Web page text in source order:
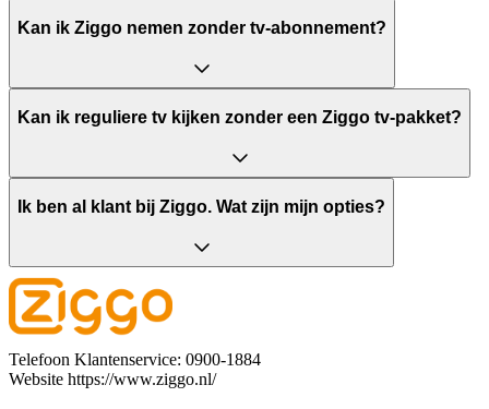
Kan ik Ziggo nemen zonder tv-abonnement?
Kan ik reguliere tv kijken zonder een Ziggo tv-pakket?
Ik ben al klant bij Ziggo. Wat zijn mijn opties?
Telefoon Klantenservice: 0900-1884
Website https://www.ziggo.nl/